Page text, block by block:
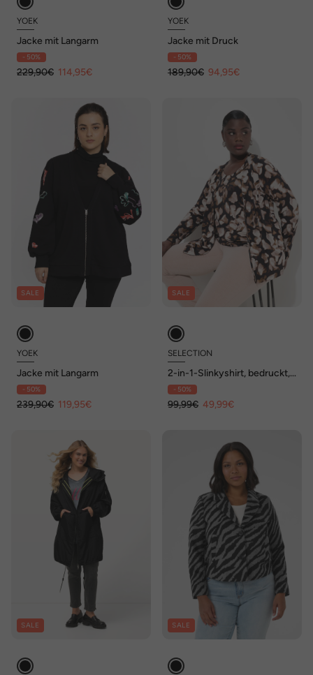
YOEK
Jacke mit Langarm
- 50%
229,90€ 114,95€
YOEK
Jacke mit Druck
- 50%
189,90€ 94,95€
SALE
YOEK
Jacke mit Langarm
- 50%
239,90€ 119,95€
SALE
SELECTION
2-in-1-Slinkyshirt, bedruckt,
Rundhals, Langarm
- 50%
99,99€ 49,99€
SALE SALE